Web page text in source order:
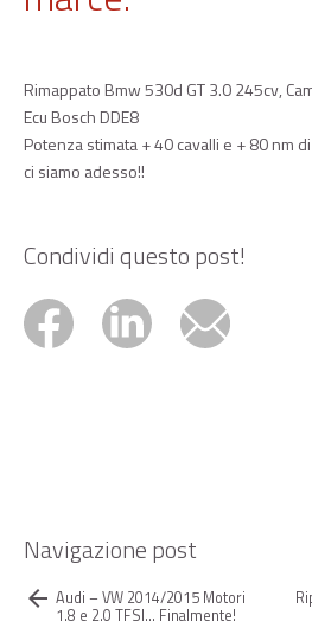
Rimappato Bmw 530d GT 3.0 245cv,
Ecu Bosch DDE8
Potenza stimata + 40 cavalli e + 80 nm
ci siamo adesso!!
Condividi questo post!
Navigazione post
arrow_back Audi – VW 2014/2015 Motori
1.8 e 2.0 TFSI… Finalmente!